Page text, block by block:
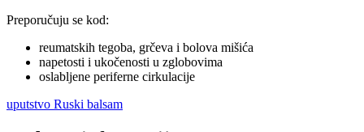
Preporučuju se kod:
reumatskih tegoba, grčeva i bolova mišića
napetosti i ukočenosti u zglobovima
oslabljene periferne cirkulacije
uputstvo Ruski balsam